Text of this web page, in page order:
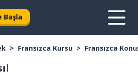
Başla
Fransızca Kursu Fransızca